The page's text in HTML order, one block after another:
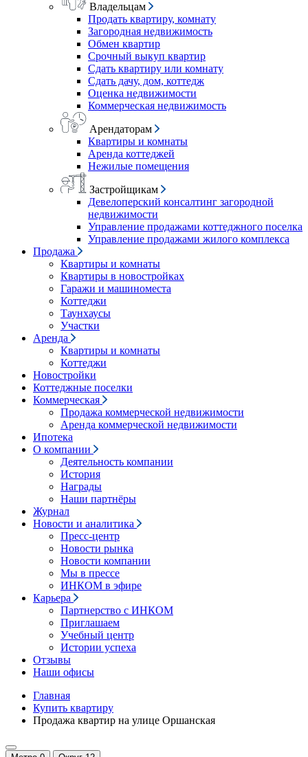
Владельцам
Продать квартиру, комнату
Загородная недвижимость
Обмен квартир
Срочный выкуп квартир
Сдать квартиру или комнату
Сдать дачу, дом, коттедж
Оценка недвижимости
Коммерческая недвижимость
Арендаторам
Квартиры и комнаты
Аренда коттеджей
Нежилые помещения
Застройщикам
Девелоперский консалтинг загородной
недвижимости
Управление продажами коттеджного поселка
Управление продажами жилого комплекса
Продажа
Квартиры и комнаты
Квартиры в новостройках
Гаражи и машиноместа
Коттеджи
Таунхаусы
Участки
Аренда
Квартиры и комнаты
Коттеджи
Новостройки
Коттеджные поселки
Коммерческая
Продажа коммерческой недвижимости
Аренда коммерческой недвижимости
Ипотека
О компании
Деятельность компании
История
Награды
Наши партнёры
Журнал
Новости и аналитика
Пресс-центр
Новости рынка
Новости компании
Мы в прессе
ИНКОМ в эфире
Карьера
Партнерство с ИНКОМ
Приглашаем
Учебный центр
Истории успеха
Отзывы
Наши офисы
Главная
Купить квартиру
Продажа квартир на улице Оршанская